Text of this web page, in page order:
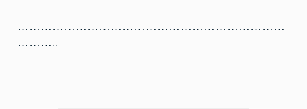
……………………………………………………………
………..